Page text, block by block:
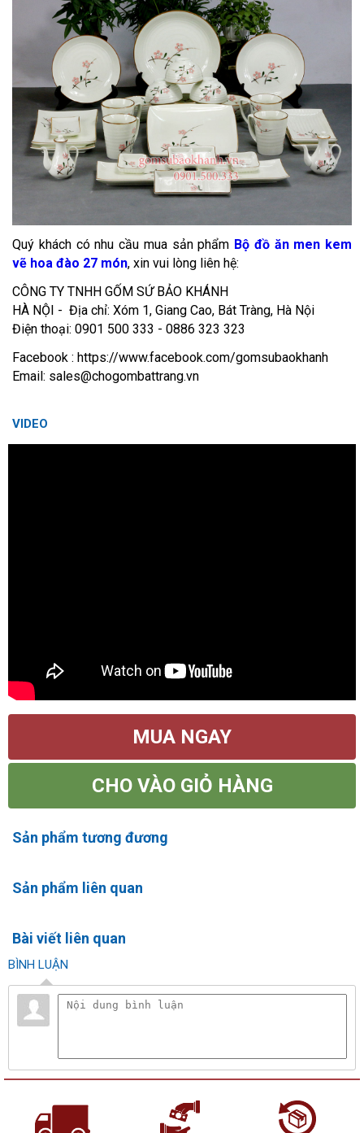
Quý khách có nhu cầu mua sản phẩm Bộ đồ ăn men kem
vẽ hoa đào 27 món, xin vui lòng liên hệ:
CÔNG TY TNHH GỐM SỨ BẢO KHÁNH
HÀ NỘI - Địa chỉ: Xóm 1, Giang Cao, Bát Tràng, Hà Nội
Điện thoại: 0901 500 333 - 0886 323 323
Facebook : https://www.facebook.com/gomsubaokhanh
Email: sales@chogombattrang.vn
VIDEO
MUA NGAY
CHO VÀO GIỎ HÀNG
Sản phẩm tương đương
Sản phẩm liên quan
Bài viết liên quan
BÌNH LUẬN